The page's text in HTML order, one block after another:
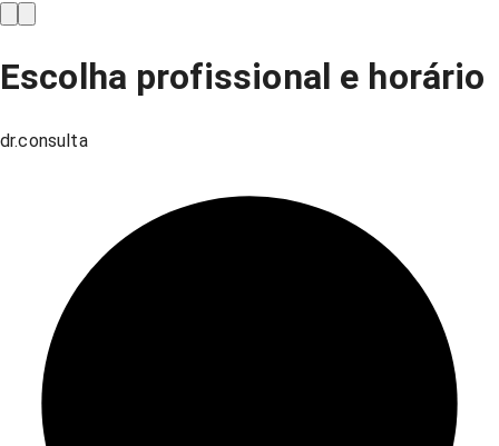
Escolha profissional e horário
dr.consulta